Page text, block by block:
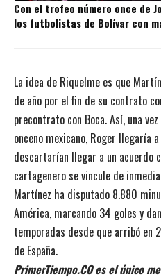
Con el trofeo número once de
los futbolistas de Bolívar con
La idea de Riquelme es que
de año por el fin de su contrato
precontrato con Boca. Así, una
onceno mexicano, Roger llegaría
descartarían llegar a un acuerdo
cartagenero se vincule de
Martínez ha disputado 8.880
América, marcando 34 goles y
temporadas desde que arribó en
de España.
PrimerTiempo.CO es el único